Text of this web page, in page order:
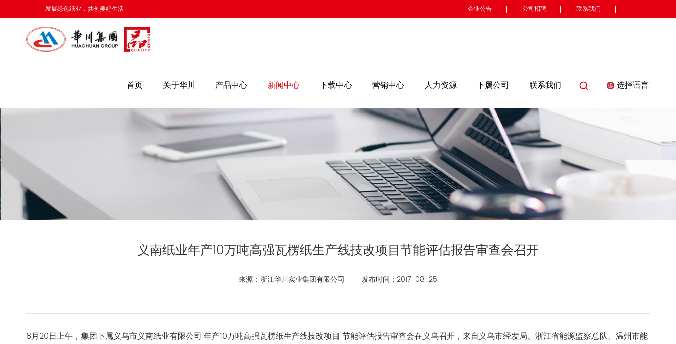
发展绿色纸业，共创美好生活 企业公告 公司招聘 联系我们
首页 关于华川 产品中心 新闻中心 下载中心 营销中心 人力资源 下属公司 联系我们 选择语言
义南纸业年产10万吨高强瓦楞纸生产线技改项目节能评估报告审查会召开
来源：浙江华川实业集团有限公司 发布时间：2017-08-25
8月20日上午，集团下属义乌市义南纸业有限公司“年产10万吨高强瓦楞纸生产线技改项目”节能评估报告审查会在义乌召开，来自义乌市经发局、浙江省能源监察总队、温州市能